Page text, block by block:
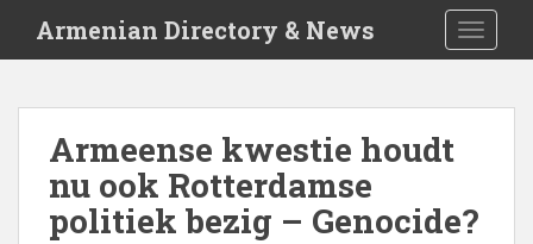
i
Armenian Directory & News
Armeense kwestie houdt
nu ook Rotterdamse
politiek bezig – Genocide?